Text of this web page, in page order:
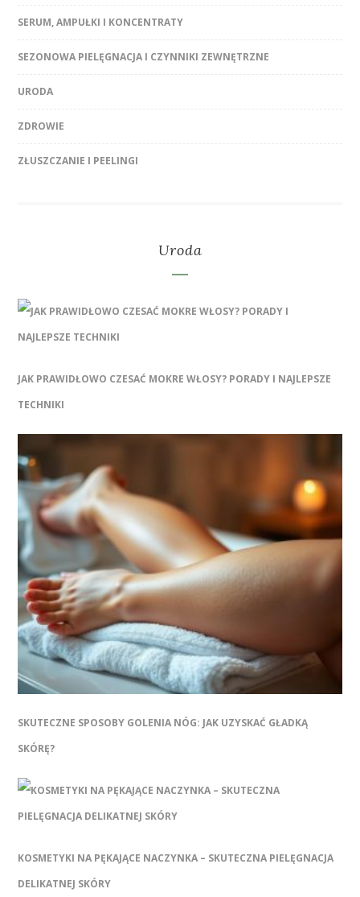
SERUM, AMPUŁKI I KONCENTRATY
SEZONOWA PIELĘGNACJA I CZYNNIKI ZEWNĘTRZNE
URODA
ZDROWIE
ZŁUSZCZANIE I PEELINGI
Uroda
JAK PRAWIDŁOWO CZESAĆ MOKRE WŁOSY? PORADY I NAJLEPSZE
TECHNIKI
SKUTECZNE SPOSOBY GOLENIA NÓG: JAK UZYSKAĆ GŁADKĄ
SKÓRĘ?
KOSMETYKI NA PĘKAJĄCE NACZYNKA – SKUTECZNA PIELĘGNACJA
DELIKATNEJ SKÓRY